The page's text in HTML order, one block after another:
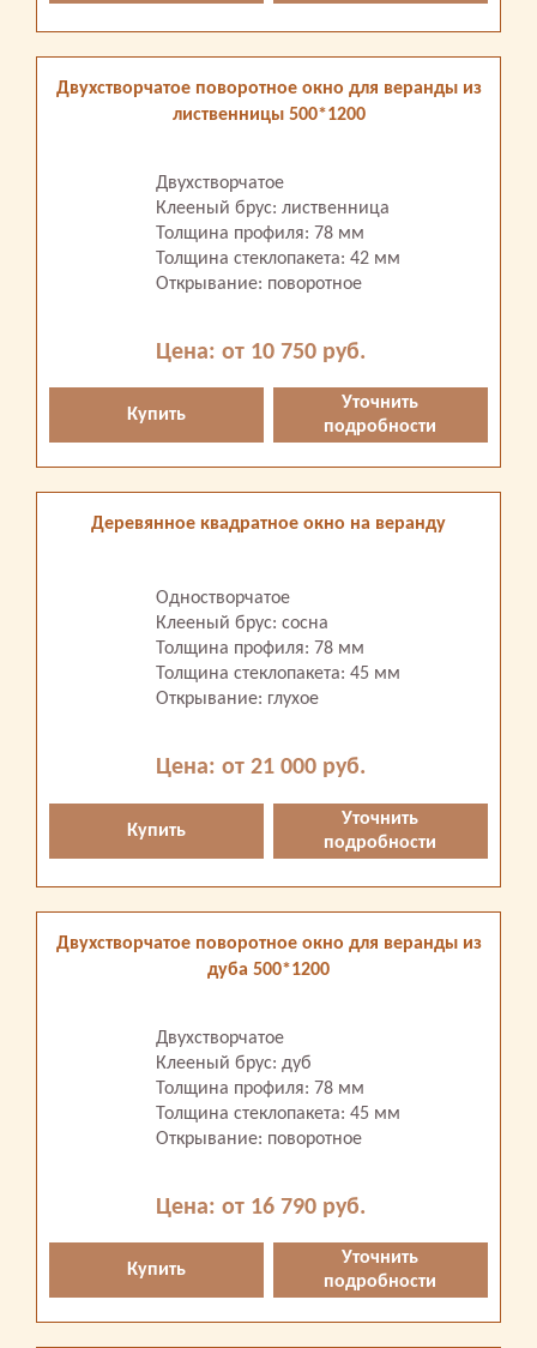
Двухстворчатое поворотное окно для веранды из
лиственницы 500*1200
Двухстворчатое
Клееный брус: лиственница
Толщина профиля: 78 мм
Толщина стеклопакета: 42 мм
Открывание: поворотное
Цена: от 10 750 руб.
Купить
Уточнить
подробности
Деревянное квадратное окно на веранду
Одностворчатое
Клееный брус: сосна
Толщина профиля: 78 мм
Толщина стеклопакета: 45 мм
Открывание: глухое
Цена: от 21 000 руб.
Купить
Уточнить
подробности
Двухстворчатое поворотное окно для веранды из
дуба 500*1200
Двухстворчатое
Клееный брус: дуб
Толщина профиля: 78 мм
Толщина стеклопакета: 45 мм
Открывание: поворотное
Цена: от 16 790 руб.
Купить
Уточнить
подробности